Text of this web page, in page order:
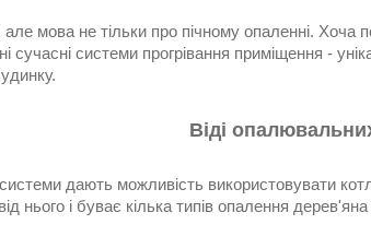
але мова не тільки про пічному опаленні. Хоча
сучасні системи прогрівання приміщення -
Віді
дають можливість використовувати
нього і буває кілька типів опалення